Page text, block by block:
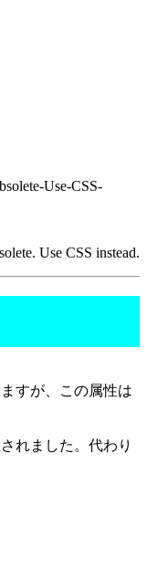
Use-CSS-
Use CSS instead.
すが、この属性は
れました。代わり